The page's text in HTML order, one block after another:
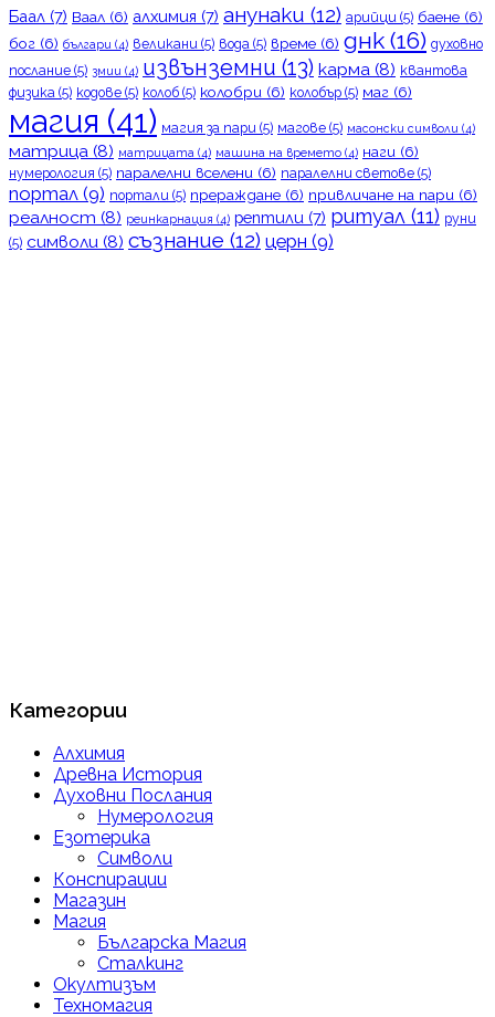
Баал (7) Ваал (6) алхимия (7) анунаки (12) арийци (5) баене (6)
бог (6) българи (4) великани (5) вода (5) време (6) днк (16) духовно
послание (5) змии (4) извънземни (13) карма (8) квантова
физика (5) кодове (5) колоб (5) колобри (6) колобър (5) маг (6)
магия (41) магия за пари (5) магове (5) масонски символи (4)
матрица (8) матрицата (4) машина на времето (4) наги (6)
нумерология (5) паралелни вселени (6) паралелни светове (5)
портал (9) портали (5) прераждане (6) привличане на пари (6)
реалност (8) реинкарнация (4) рептили (7) ритуал (11) руни
(5) символи (8) съзнание (12) церн (9)
Категории
Алхимия
Древна История
Духовни Послания
Нумерология
Езотерика
Символи
Конспирации
Магазин
Магия
Българска Магия
Сталкинг
Окултизъм
Техномагия